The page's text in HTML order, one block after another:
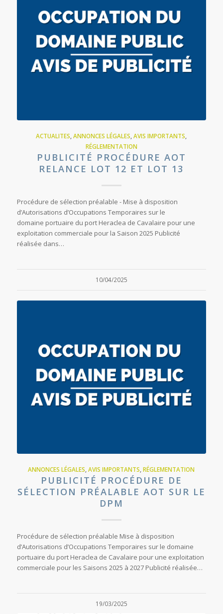
ACTUALITES ,ANNONCES LÉGALES ,AVIS IMPORTANTS
RÉGLEMENTATION
PUBLICITÉ PROCÉDURE AOT
RELANCE LOT 12 ET LOT 13
Procédure de sélection préalable - Mise à disposition
d’Autorisations d’Occupations Temporaires sur le
domaine portuaire du port Heraclea de Cavalaire pour une
exploitation commerciale pour la Saison 2025 Publicité
réalisée dans…
10/04/2025
ANNONCES LÉGALES,AVIS IMPORTANTS,RÉGLEMENTATION
PUBLICITÉ PROCÉDURE DE
SÉLECTION PRÉALABLE AOT SUR LE
DPM
Procédure de sélection préalable Mise à disposition
d’Autorisations d’Occupations Temporaires sur le domaine
portuaire du port Heraclea de Cavalaire pour une exploitation
commerciale pour les Saisons 2025 à 2027 Publicité réalisée…
19/03/2025